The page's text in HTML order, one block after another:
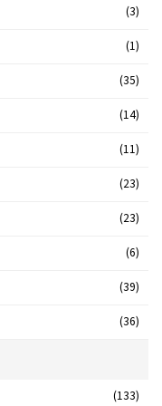
(3)
(1)
(35)
(14)
(11)
(23)
(23)
(6)
(39)
(36)
(133)